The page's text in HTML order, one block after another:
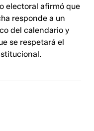
electoral afirmó que
responde a un
del calendario y
se respetará el